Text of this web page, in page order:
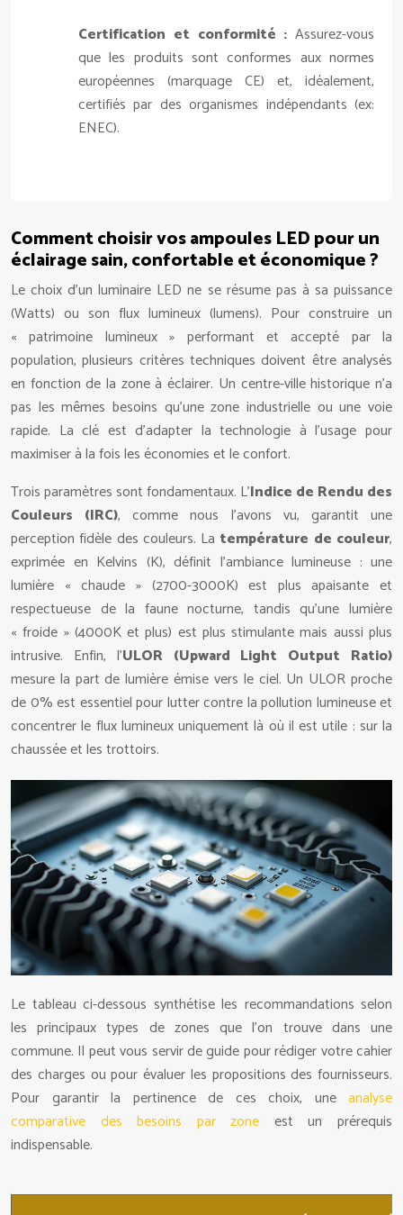
Certification et conformité : Assurez-vous
que les produits sont conformes aux normes
européennes (marquage CE) et, idéalement,
certifiés par des organismes indépendants (ex:
ENEC).
Comment choisir vos ampoules LED pour un
éclairage sain, confortable et économique ?
Le choix d’un luminaire LED ne se résume pas à sa puissance
(Watts) ou son flux lumineux (lumens). Pour construire un
« patrimoine lumineux » performant et accepté par la
population, plusieurs critères techniques doivent être analysés
en fonction de la zone à éclairer. Un centre-ville historique n’a
pas les mêmes besoins qu’une zone industrielle ou une voie
rapide. La clé est d’adapter la technologie à l’usage pour
maximiser à la fois les économies et le confort.
Trois paramètres sont fondamentaux. L’Indice de Rendu des
Couleurs (IRC), comme nous l’avons vu, garantit une
perception fidèle des couleurs. La température de couleur,
exprimée en Kelvins (K), définit l’ambiance lumineuse : une
lumière « chaude » (2700-3000K) est plus apaisante et
respectueuse de la faune nocturne, tandis qu’une lumière
« froide » (4000K et plus) est plus stimulante mais aussi plus
intrusive. Enfin, l’ULOR (Upward Light Output Ratio)
mesure la part de lumière émise vers le ciel. Un ULOR proche
de 0% est essentiel pour lutter contre la pollution lumineuse et
concentrer le flux lumineux uniquement là où il est utile : sur la
chaussée et les trottoirs.
Le tableau ci-dessous synthétise les recommandations selon
les principaux types de zones que l’on trouve dans une
commune. Il peut vous servir de guide pour rédiger votre cahier
des charges ou pour évaluer les propositions des fournisseurs.
Pour garantir la pertinence de ces choix, une analyse
comparative des besoins par zone est un prérequis
indispensable.